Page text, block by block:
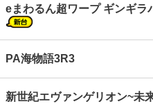
eまわるん超ワープ ギンギラ
PA海物語3R3
新世紀エヴァンゲリオン~未